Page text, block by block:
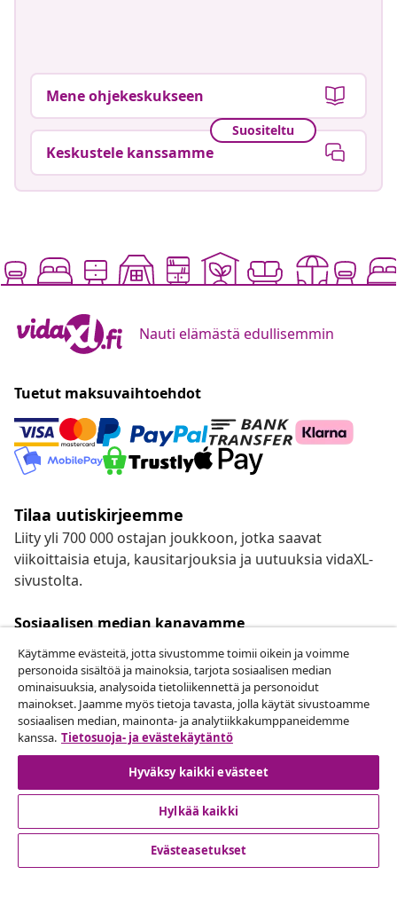
Mene ohjekeskukseen
Suositeltu
Keskustele kanssamme
Nauti elämästä edullisemmin
Tuetut maksuvaihtoehdot
Tilaa uutiskirjeemme
Liity yli 700 000 ostajan joukkoon, jotka saavat
viikoittaisia etuja, kausitarjouksia ja uutuuksia vidaXL-
sivustolta.
Sosiaalisen median kanavamme
Peruuta tilaus
Lähetä tilauksen peruutuspyyntö.
Peruuta tilaus
Käytämme evästeitä, jotta sivustomme toimii oikein ja voimme
personoida sisältöä ja mainoksia, tarjota sosiaalisen median
ominaisuuksia, analysoida tietoliikennettä ja personoidut
mainokset. Jaamme myös tietoja tavasta, jolla käytät sivustoamme
sosiaalisen median, mainonta- ja analytiikkakumppaneidemme
kanssa. Tietosuoja- ja evästekäytäntö
Hyväksy kaikki evästeet
Hylkää kaikki
Evästeasetukset